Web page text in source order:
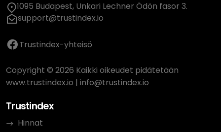
1095 Budapest, Unkari Lechner Ödön fasor 3.
support@trustindex.io
Trustindex-yhteisö
Copyright © 2026 Kaikki oikeudet pidätetään
www.trustindex.io | info@trustindex.io
Trustindex
Hinnat